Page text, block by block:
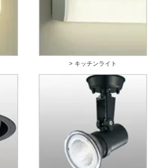
> キッチンライト